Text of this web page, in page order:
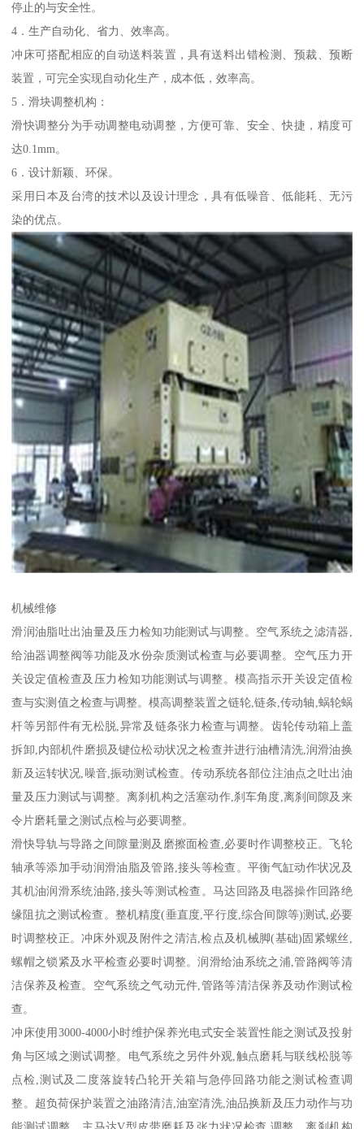
停止的与安全性。
4．生产自动化、省力、效率高。
冲床可搭配相应的自动送料装置，具有送料出错检测、预裁、预断
装置，可完全实现自动化生产，成本低，效率高。
5．滑块调整机构：
滑快调整分为手动调整电动调整，方便可靠、安全、快捷，精度可
达0.1mm。
6．设计新颖、环保。
采用日本及台湾的技术以及设计理念，具有低噪音、低能耗、无污
染的优点。
机械维修
滑润油脂吐出油量及压力检知功能测试与调整。空气系统之滤清器,
给油器调整阀等功能及水份杂质测试检查与必要调整。空气压力开
关设定值检查及压力检知功能测试与调整。模高指示开关设定值检
查与实测值之检查与调整。模高调整装置之链轮,链条,传动轴,蜗轮蜗
杆等另部件有无松脱,异常及链条张力检查与调整。齿轮传动箱上盖
拆卸,内部机件磨损及键位松动状况之检查并进行油槽清洗,润滑油换
新及运转状况,噪音,振动测试检查。传动系统各部位注油点之吐出油
量及压力测试与调整。离刹机构之活塞动作,刹车角度,离刹间隙及来
令片磨耗量之测试点检与必要调整。
滑快导轨与导路之间隙量测及磨擦面检查,必要时作调整校正。飞轮
轴承等添加手动润滑油脂及管路,接头等检查。平衡气缸动作状况及
其机油润滑系统油路,接头等测试检查。马达回路及电器操作回路绝
缘阻抗之测试检查。整机精度(垂直度,平行度,综合间隙等)测试,必要
时调整校正。冲床外观及附件之清洁,检点及机械脚(基础)固紧螺丝,
螺帽之锁紧及水平检查必要时调整。润滑给油系统之浦,管路阀等清
洁保养及检查。空气系统之气动元件,管路等清洁保养及动作测试检
查。
冲床使用3000-4000小时维护保养光电式安全装置性能之测试及投射
角与区域之测试调整。电气系统之另件外观,触点磨耗与联线松脱等
点检,测试及二度落旋转凸轮开关箱与急停回路功能之测试检查调
整。超负荷保护装置之油路清洁,油室清洗,油品换新及压力动作与功
能测试调整。主马达V型皮带磨耗及张力状况检查,调整。离刹机构